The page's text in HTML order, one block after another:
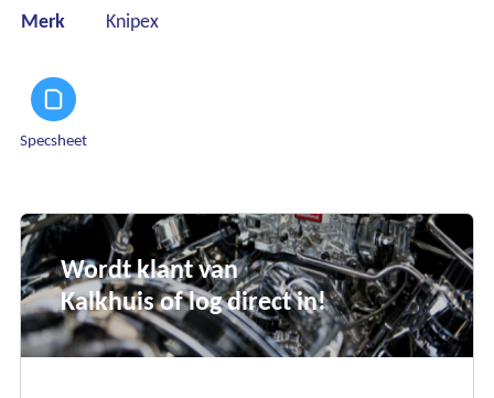
Merk Knipex
Specsheet
Wordt klant van
Kalkhuis of log direct in!